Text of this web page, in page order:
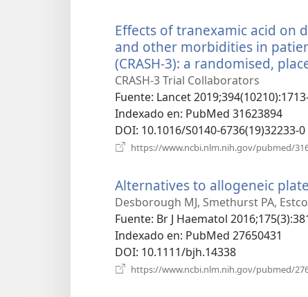
Effects of tranexamic acid on
and other morbidities in
(CRASH-3): a randomised,
CRASH-3 Trial Collaborators
Fuente‎: Lancet
Indexado en‎: PubMed 31623894
DOI‎: 10.1016/S0140-6736(19)32233-0
https://www.ncbi.nlm.nih.gov/pubmed/
Alternatives to allogeneic
Desborough MJ, Smethurst PA,
Fuente‎: Br J Haematol
Indexado en‎: PubMed 27650431
DOI‎: 10.1111/bjh.14338
https://www.ncbi.nlm.nih.gov/pubmed/